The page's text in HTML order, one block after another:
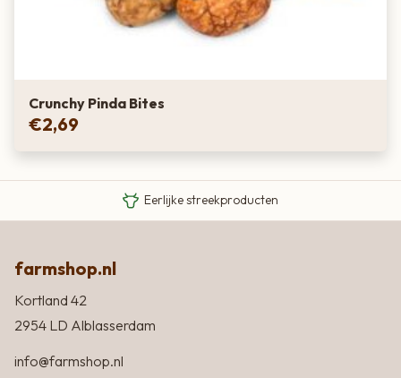
Crunchy Pinda Bites
€2,69
Eigen Limousin runderen
Eerlijke streekproducten
farmshop.nl
Kortland 42
2954 LD Alblasserdam
info@farmshop.nl